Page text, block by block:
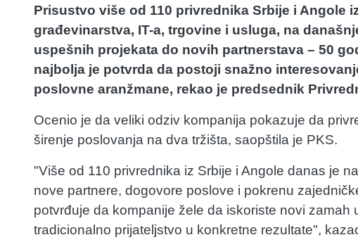
Prisustvo više od 110 privrednika Srbije i Angole
građevinarstva, IT-a, trgovine i usluga, na
uspešnih projekata do novih partnerstava – 50
najbolja je potvrda da postoji snažno
poslovne aranžmane, rekao je predsednik
Ocenio je da veliki odziv kompanija pokazuje da
širenje poslovanja na dva tržišta, saopštila je PKS.
"Više od 110 privrednika iz Srbije i Angole danas je
nove partnere, dogovore poslove i pokrenu
potvrđuje da kompanije žele da iskoriste novi zamah
tradicionalno prijateljstvo u konkretne rezultate",